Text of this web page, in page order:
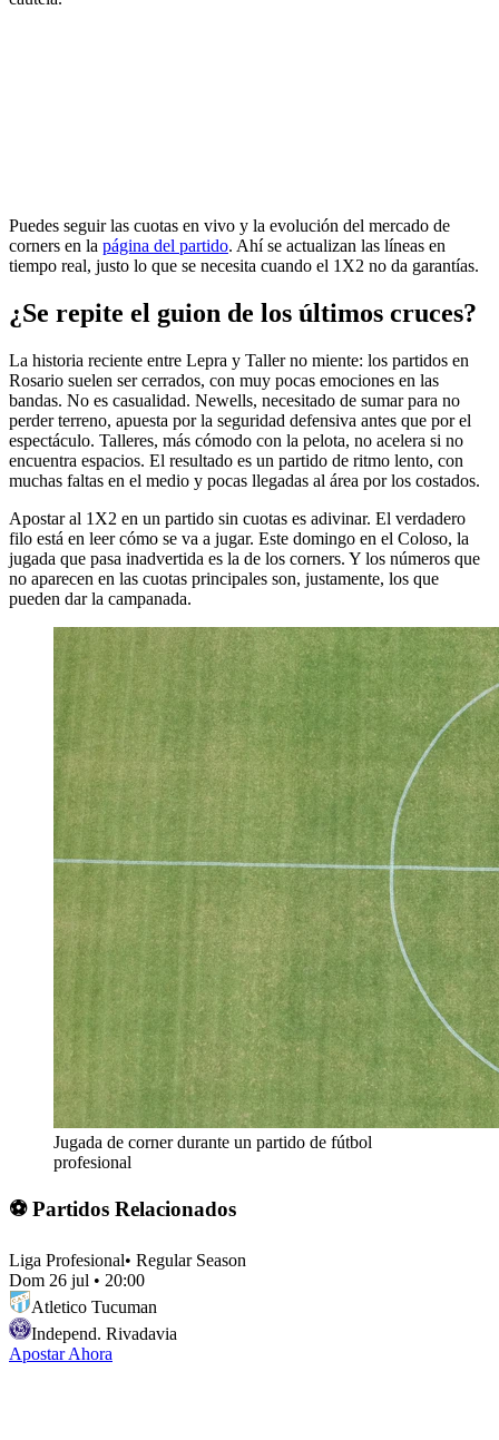
Puedes seguir las cuotas en vivo y la evolución del mercado de
corners en la página del partido. Ahí se actualizan las líneas en
tiempo real, justo lo que se necesita cuando el 1X2 no da garantías.
¿Se repite el guion de los últimos cruces?
La historia reciente entre Lepra y Taller no miente: los partidos en
Rosario suelen ser cerrados, con muy pocas emociones en las
bandas. No es casualidad. Newells, necesitado de sumar para no
perder terreno, apuesta por la seguridad defensiva antes que por el
espectáculo. Talleres, más cómodo con la pelota, no acelera si no
encuentra espacios. El resultado es un partido de ritmo lento, con
muchas faltas en el medio y pocas llegadas al área por los costados.
Apostar al 1X2 en un partido sin cuotas es adivinar. El verdadero
filo está en leer cómo se va a jugar. Este domingo en el Coloso, la
jugada que pasa inadvertida es la de los corners. Y los números que
no aparecen en las cuotas principales son, justamente, los que
pueden dar la campanada.
Jugada de corner durante un partido de fútbol
profesional
⚽ Partidos Relacionados
Liga Profesional• Regular Season
Dom 26 jul • 20:00
Atletico Tucuman
Independ. Rivadavia
Apostar Ahora